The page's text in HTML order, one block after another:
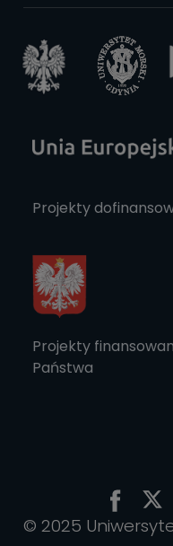
Projekty
Projekty
Państwa
© 2025